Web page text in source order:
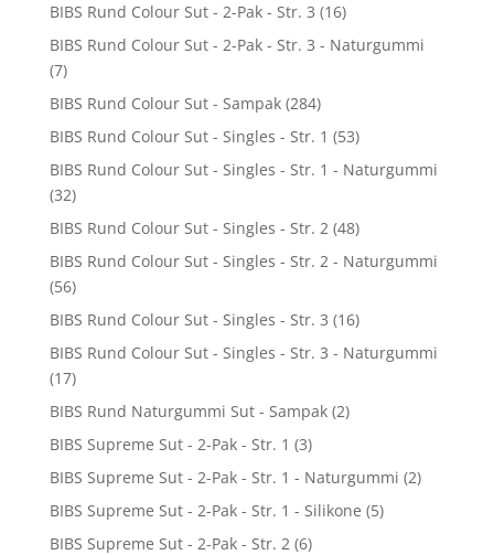
BIBS Rund Colour Sut - 2-Pak - Str. 3 (16)
BIBS Rund Colour Sut - 2-Pak - Str. 3 - Naturgummi
(7)
BIBS Rund Colour Sut - Sampak (284)
BIBS Rund Colour Sut - Singles - Str. 1 (53)
BIBS Rund Colour Sut - Singles - Str. 1 - Naturgummi
(32)
BIBS Rund Colour Sut - Singles - Str. 2 (48)
BIBS Rund Colour Sut - Singles - Str. 2 - Naturgummi
(56)
BIBS Rund Colour Sut - Singles - Str. 3 (16)
BIBS Rund Colour Sut - Singles - Str. 3 - Naturgummi
(17)
BIBS Rund Naturgummi Sut - Sampak (2)
BIBS Supreme Sut - 2-Pak - Str. 1 (3)
BIBS Supreme Sut - 2-Pak - Str. 1 - Naturgummi (2)
BIBS Supreme Sut - 2-Pak - Str. 1 - Silikone (5)
BIBS Supreme Sut - 2-Pak - Str. 2 (6)